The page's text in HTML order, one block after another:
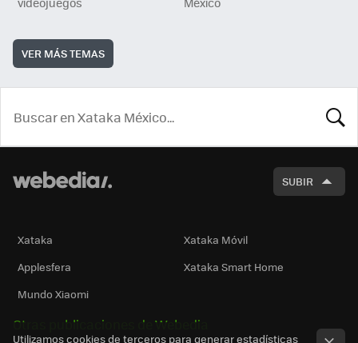
VER MÁS TEMAS
SUBIR
Xataka
Xataka Móvil
Applesfera
Xataka Smart Home
Mundo Xiaomi
Otras publicaciones de Webedia
Utilizamos cookies de terceros para generar estadísticas